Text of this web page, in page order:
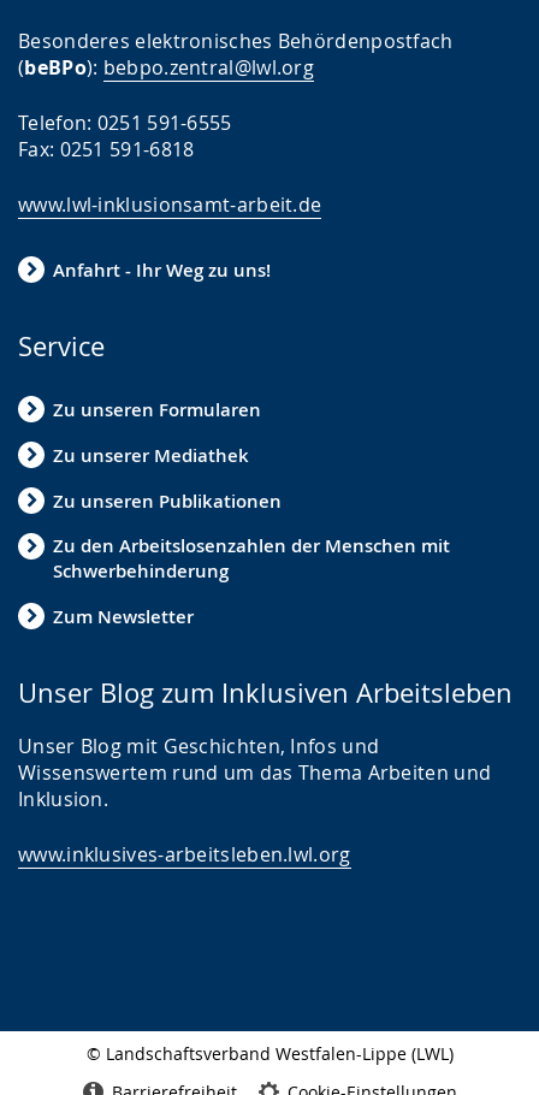
Besonderes elektronisches Behördenpostfach
(beBPo): bebpo.zentral@lwl.org
Telefon: 0251 591-6555
Fax: 0251 591-6818
www.lwl-inklusionsamt-arbeit.de
Anfahrt - Ihr Weg zu uns!
Service
Zu unseren Formularen
Zu unserer Mediathek
Zu unseren Publikationen
Zu den Arbeitslosenzahlen der Menschen mit
Schwerbehinderung
Zum Newsletter
Unser Blog zum Inklusiven Arbeitsleben
Unser Blog mit Geschichten, Infos und
Wissenswertem rund um das Thema Arbeiten und
Inklusion.
www.inklusives-arbeitsleben.lwl.org
© Landschaftsverband Westfalen-Lippe (LWL)